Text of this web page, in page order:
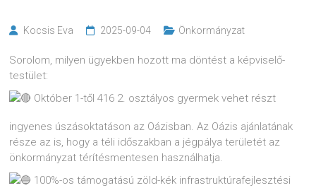
Kocsis Eva 2025-09-04 Önkormányzat
Sorolom, milyen ügyekben hozott ma döntést a képviselő-
testület:
Október 1-től 416 2. osztályos gyermek vehet részt
ingyenes úszásoktatáson az Oázisban. Az Oázis ajánlatának
része az is, hogy a téli időszakban a jégpálya területét az
önkormányzat térítésmentesen használhatja.
100%-os támogatású zöld-kék infrastruktúrafejlesztési